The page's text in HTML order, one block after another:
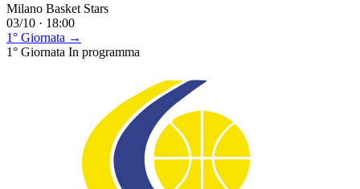
Milano Basket Stars
03/10 · 18:00
1° Giornata →
1° Giornata In programma